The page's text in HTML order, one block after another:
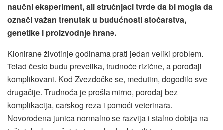
naučni eksperiment, ali stručnjaci tvrde da bi mogla da
označi važan trenutak u budućnosti stočarstva,
genetike i proizvodnje hrane.
Klonirane životinje godinama prati jedan veliki problem.
Telad često budu prevelika, trudnoće rizične, a porođaji
komplikovani. Kod Zvezdočke se, međutim, dogodilo sve
drugačije. Trudnoća je prošla mirno, porođaj bez
komplikacija, carskog reza i pomoći veterinara.
Novorođena junica normalno se razvija i stalno dobija na